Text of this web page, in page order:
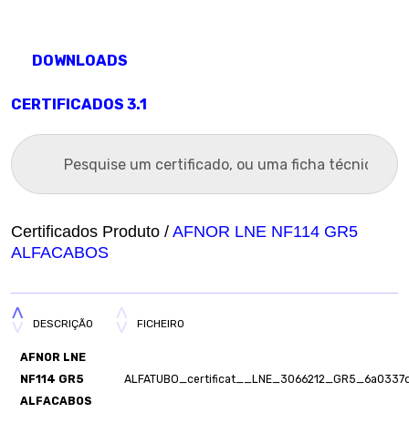
DOWNLOADS
CERTIFICADOS 3.1
Certificados Produto / AFNOR LNE NF114 GR5
ALFACABOS
DESCRIÇÃO FICHEIRO
AFNOR LNE
NF114 GR5
ALFACABOS